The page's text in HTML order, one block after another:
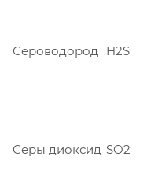
Сероводород H2S
Серы диоксид SO2